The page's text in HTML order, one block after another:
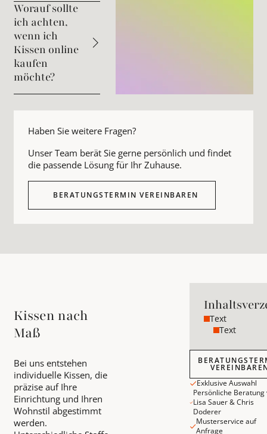
Worauf sollte
ich achten,
wenn ich
Kissen online
kaufen
möchte?
Haben Sie weitere Fragen?
Unser Team berät Sie gerne persönlich und findet
die passende Lösung für Ihr Zuhause.
BERATUNGSTERMIN VEREINBAREN
Kissen nach
Maß
Bei uns entstehen
individuelle Kissen, die
präzise auf Ihre
Einrichtung und Ihren
Wohnstil abgestimmt
werden.
Text
Text
Beratungstermin
Exklusive Auswahl
Persönliche Beratung
Lisa Sauer & Chris
Doderer
Musterservice auf
Anfrage